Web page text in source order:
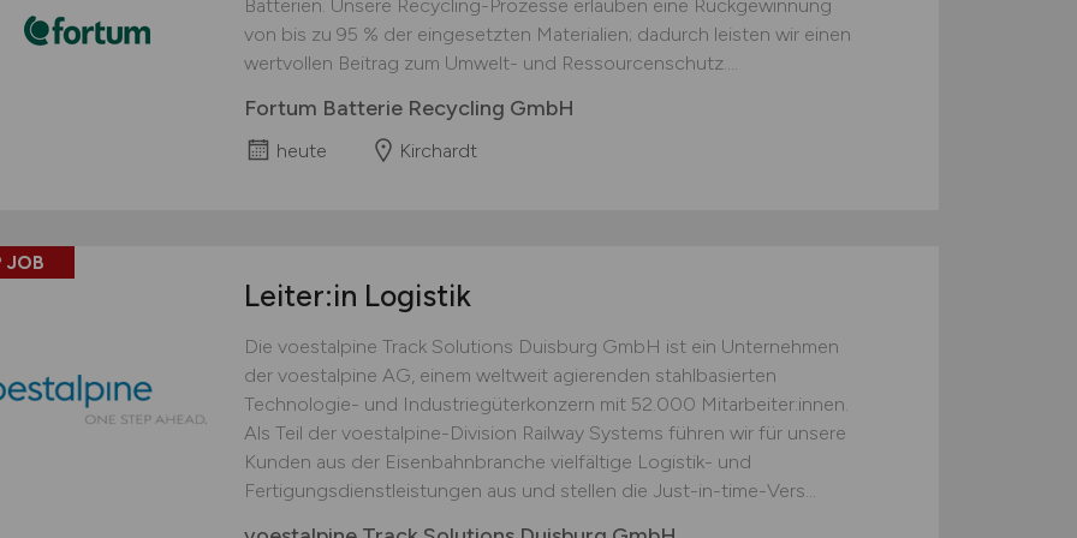
Batterien. Unsere Recycling-Prozesse erlauben eine Rückgewinnung
von bis zu 95 % der eingesetzten Materialien; dadurch leisten wir einen
wertvollen Beitrag zum Umwelt- und Ressourcenschutz....
Fortum Batterie Recycling GmbH
heute Kirchardt
JOB
Leiter:in Logistik
Die voestalpine Track Solutions Duisburg GmbH ist ein Unternehmen
der voestalpine AG, einem weltweit agierenden stahlbasierten
Technologie- und Industriegüterkonzern mit 52.000 Mitarbeiter:innen.
Als Teil der voestalpine-Division Railway Systems führen wir für unsere
Kunden aus der Eisenbahnbranche vielfältige Logistik- und
Fertigungsdienstleistungen aus und stellen die Just-in-time-Vers...